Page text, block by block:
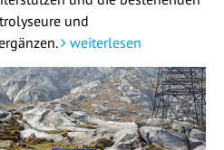
und
weiterlesen